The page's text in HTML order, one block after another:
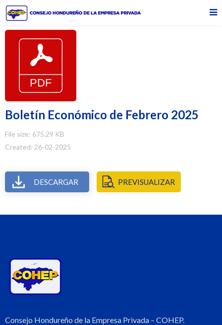
Boletín Económico de Febrero 2025
File size: 675.29 KB
Created: 26-02-2025
DESCARGAR PREVISUALIZAR
Consejo Hondureño de la Empresa Privada – COHEP.